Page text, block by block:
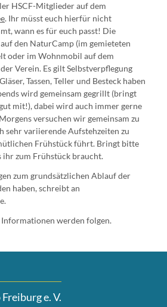
HSCF-Mitglieder auf dem
. Ihr müsst euch hierfür nicht
wann es für euch passt! Die
den NaturCamp (im gemieteten
oder im Wohnmobil auf dem
Verein. Es gilt Selbstverpflegung
Tassen, Teller und Besteck haben
wird gemeinsam gegrillt (bringt
mit!), dabei wird auch immer gerne
versuchen wir gemeinsam zu
sehr variierende Aufstehzeiten zu
Frühstück führt. Bringt bitte
ihr zum Frühstück braucht.
zum grundsätzlichen Ablauf der
haben, schreibt an
werden folgen.
e. V.